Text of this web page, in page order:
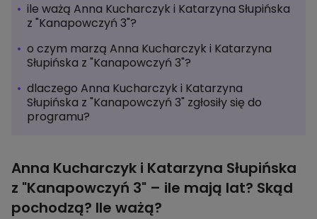
ile ważą Anna Kucharczyk i Katarzyna Słupińska
z "Kanapowczyń 3"?
o czym marzą Anna Kucharczyk i Katarzyna
Słupińska z "Kanapowczyń 3"?
dlaczego Anna Kucharczyk i Katarzyna
Słupińska z "Kanapowczyń 3" zgłosiły się do
programu?
Anna Kucharczyk i Katarzyna Słupińska
z "Kanapowczyń 3" – ile mają lat? Skąd
pochodzą? Ile ważą?